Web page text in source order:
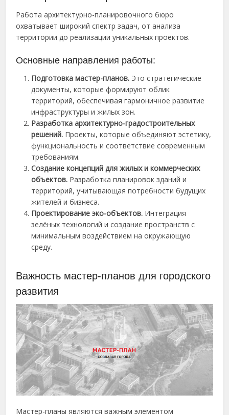
Работа архитектурно-планировочного бюро
охватывает широкий спектр задач, от анализа
территории до реализации уникальных проектов.
Основные направления работы:
Подготовка мастер-планов. Это стратегические
документы, которые формируют облик
территорий, обеспечивая гармоничное развитие
инфраструктуры и жилых зон.
Разработка архитектурно-градостроительных
решений. Проекты, которые объединяют эстетику,
функциональность и соответствие современным
требованиям.
Создание концепций для жилых и коммерческих
объектов. Разработка планировок зданий и
территорий, учитывающая потребности будущих
жителей и бизнеса.
Проектирование эко-объектов. Интеграция
зелёных технологий и создание пространств с
минимальным воздействием на окружающую
среду.
Важность мастер-планов для городского
развития
Мастер-планы являются важным элементом